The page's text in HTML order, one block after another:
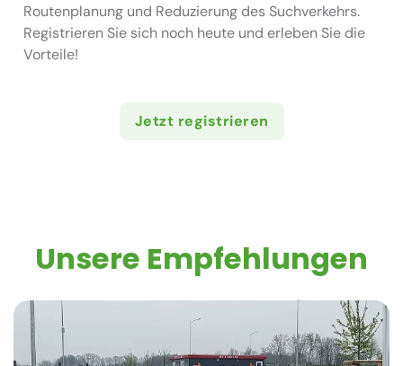
Routenplanung und Reduzierung des Suchverkehrs.
Registrieren Sie sich noch heute und erleben Sie die
Vorteile!
Jetzt registrieren
Unsere Empfehlungen